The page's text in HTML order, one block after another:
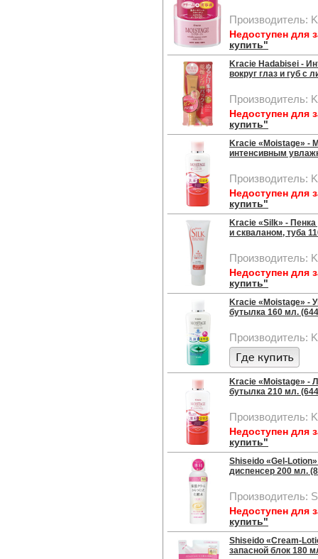
Производитель:
Недоступен для
купить"
Kracie Hadabisei -
вокруг глаз и губ с
Производитель:
Недоступен для
купить"
Kracie «Moistage» -
интенсивным
Производитель:
Недоступен для
купить"
Kracie «Silk» -
и скваланом, туба
Производитель:
Недоступен для
купить"
Kracie «Moistage» -
бутылка 160 мл.
Производитель:
Kracie «Moistage» -
бутылка 210 мл.
Производитель:
Недоступен для
купить"
Shiseido «Gel-
диспенсер 200 мл.
Производитель:
Недоступен для
купить"
Shiseido «Cream-
запасной блок 180